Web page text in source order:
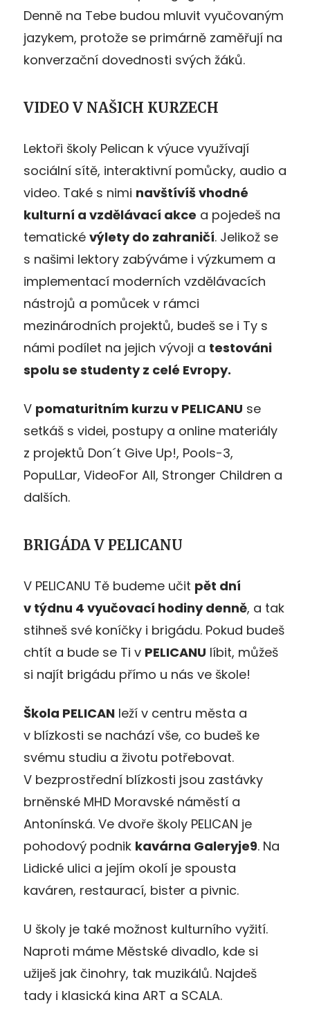
Denně na Tebe budou mluvit vyučovaným
jazykem, protože se primárně zaměřují na
konverzační dovednosti svých žáků.
VIDEO V NAŠICH KURZECH
Lektoři školy Pelican k výuce využívají
sociální sítě, interaktivní pomůcky, audio a
video. Také s nimi navštívíš vhodné
kulturní a vzdělávací akce a pojedeš na
tematické výlety do zahraničí. Jelikož se
s našimi lektory zabýváme i výzkumem a
implementací moderních vzdělávacích
nástrojů a pomůcek v rámci
mezinárodních projektů, budeš se i Ty s
námi podílet na jejich vývoji a testováni
spolu se studenty z celé Evropy.
V pomaturitním kurzu v PELICANU se
setkáš s videi, postupy a online materiály
z projektů Don´t Give Up!, Pools-3,
PopuLLar, VideoFor All, Stronger Children a
dalších.
BRIGÁDA V PELICANU
V PELICANU Tě budeme učit pět dní
v týdnu 4 vyučovací hodiny denně, a tak
stihneš své koníčky i brigádu. Pokud budeš
chtít a bude se Ti v PELICANU líbit, můžeš
si najít brigádu přímo u nás ve škole!
Škola PELICAN leží v centru města a
v blízkosti se nachází vše, co budeš ke
svému studiu a životu potřebovat.
V bezprostřední blízkosti jsou zastávky
brněnské MHD Moravské náměstí a
Antonínská. Ve dvoře školy PELICAN je
pohodový podnik kavárna Galeryje9. Na
Lidické ulici a jejím okolí je spousta
kaváren, restaurací, bister a pivnic.
U školy je také možnost kulturního vyžití.
Naproti máme Městské divadlo, kde si
užiješ jak činohry, tak muzikálů. Najdeš
tady i klasická kina ART a SCALA.